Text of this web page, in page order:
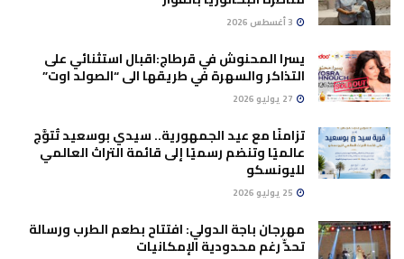
يسرا المحنوش في قرطاج:اقبال استثنائي على
التذاكر والسهرة في طريقها الى “الصولد اوت”
تزامنًا مع عيد الجمهورية.. سيدي بوسعيد تُتوَّج
عالميًا وتنضم رسميًا إلى قائمة التراث العالمي
لليونسكو
مهرجان باجة الدولي: افتتاح بطعم الطرب ورسالة
تحدٍّ رغم محدودية الإمكانيات